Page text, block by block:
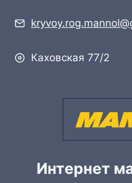
Каховская 77/2
Интернет